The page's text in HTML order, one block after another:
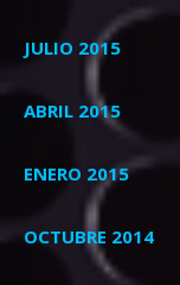
JULIO 2015
ABRIL 2015
ENERO 2015
OCTUBRE 2014